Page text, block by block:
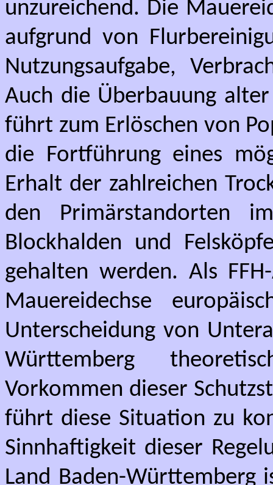
unzureichend. Die
aufgrund von
Nutzungsaufgabe,
Auch die Überbauung
führt zum Erlöschen von
die Fortführung eines
Erhalt der zahlreichen
den Primärstandorten
Blockhalden und
gehalten werden. Als
Mauereidechse
Unterscheidung von
Württemberg
Vorkommen dieser
führt diese Situation zu
Sinnhaftigkeit dieser
Land Baden-Württemberg